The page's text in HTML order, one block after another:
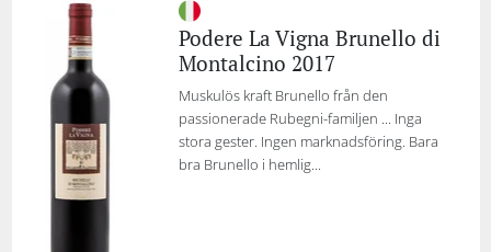
Podere La Vigna Brunello di
Montalcino 2017
Muskulös kraft Brunello från den
passionerade Rubegni-familjen ... Inga
stora gester. Ingen marknadsföring. Bara
bra Brunello i hemlig...